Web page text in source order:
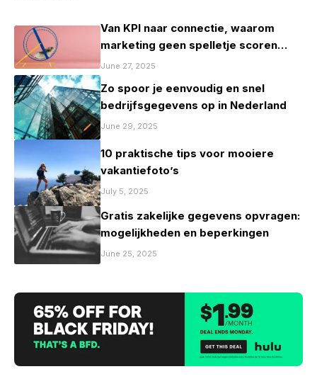
Van KPI naar connectie, waarom
marketing geen spelletje scoren
mag zijn
June 27, 2025
Zo spoor je eenvoudig en snel
bedrijfsgegevens op in Nederland
June 29, 2025
10 praktische tips voor mooiere
vakantiefoto’s
July 5, 2025
Gratis zakelijke gegevens opvragen:
mogelijkheden en beperkingen
June 25, 2025